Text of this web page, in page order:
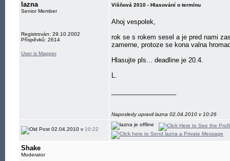
lazna
Senior Member
Registrován: 29.10.2002
Příspěvků: 2614
User is Mapper
Višňová 2010 - Hlasování o termínu
Ahoj vespolek,
rok se s rokem sesel a je pred nami
zamerne, protoze se kona valna
Hlasujte pls... deadline je 20.4.
L.
Naposledy upravil lazna 02.04.2010 v 10:26
02.04.2010 v 10:22
Shake
Moderator